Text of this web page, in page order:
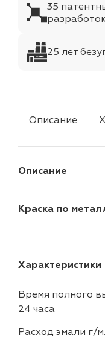
35
25 лет
Описание
Описание
Краска по
Характеристики
Время полного
24 часа
Расход эмали г/